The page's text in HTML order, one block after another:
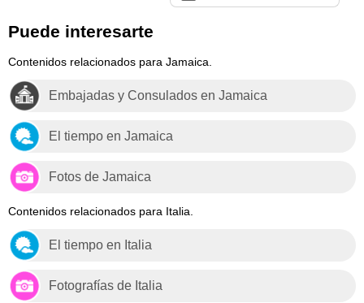
Puede interesarte
Contenidos relacionados para Jamaica.
Embajadas y Consulados en Jamaica
El tiempo en Jamaica
Fotos de Jamaica
Contenidos relacionados para Italia.
El tiempo en Italia
Fotografías de Italia